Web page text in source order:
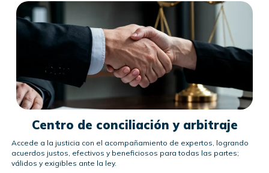
Centro de conciliación y arbitraje
Accede a la justicia con el acompañamiento de expertos, logrando
acuerdos justos, efectivos y beneficiosos para todas las partes;
válidos y exigibles ante la ley.